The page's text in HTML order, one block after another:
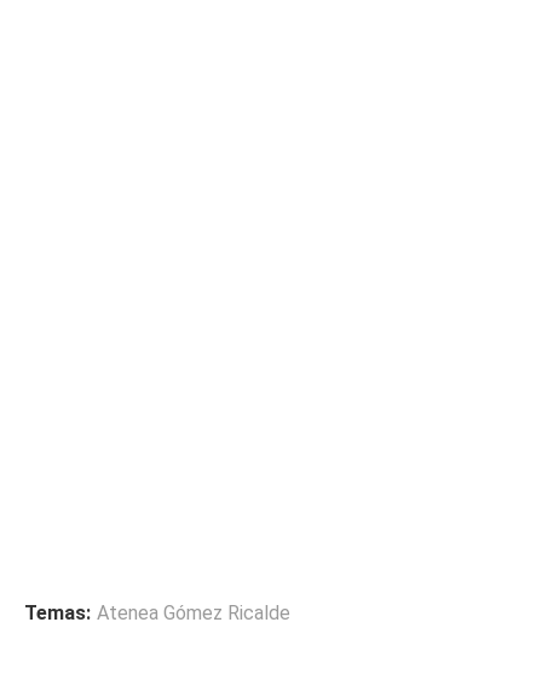
Temas: Atenea Gómez Ricalde